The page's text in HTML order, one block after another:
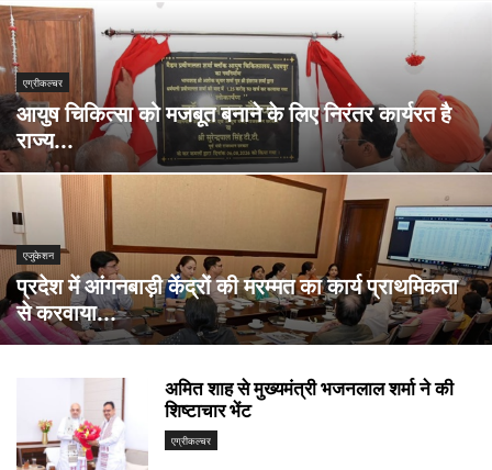
एग्रीकल्चर
आयुष चिकित्सा को मजबूत बनाने के लिए निरंतर कार्यरत है
राज्य...
एजुकेशन
प्रदेश में आंगनबाड़ी केंद्रों की मरम्मत का कार्य प्राथमिकता
से करवाया...
अमित शाह से मुख्यमंत्री भजनलाल शर्मा ने की
शिष्टाचार भेंट
एग्रीकल्चर